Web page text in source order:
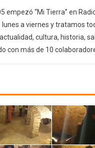
empezó “Mi Tierra” en
lunes a viernes y tratamos
cultura, historia,
con más de 10